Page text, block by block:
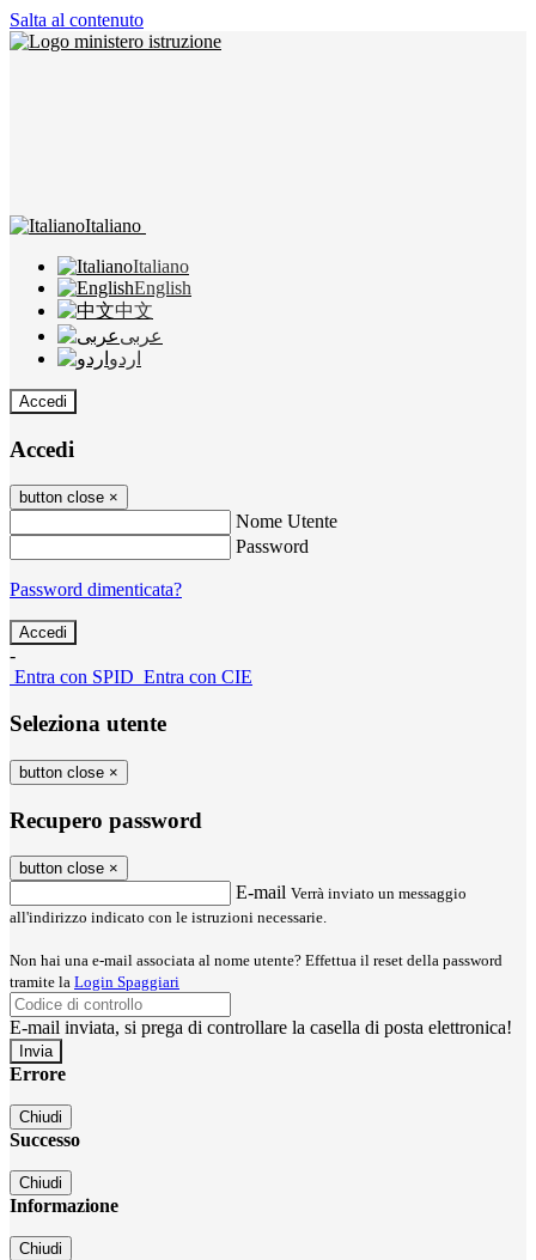
Salta al contenuto
Italiano
Italiano
English
中文
عربى
اردو
Accedi
Accedi
button close ×
Nome Utente
Password
Password dimenticata?
-
Entra con SPID Entra con CIE
Seleziona utente
button close ×
Recupero password
button close ×
E-mail Verrà inviato un messaggio
all'indirizzo indicato con le istruzioni necessarie.
Non hai una e-mail associata al nome utente? Effettua il reset della password
tramite la Login Spaggiari
E-mail inviata, si prega di controllare la casella di posta elettronica!
Errore
Chiudi
Successo
Chiudi
Informazione
Chiudi